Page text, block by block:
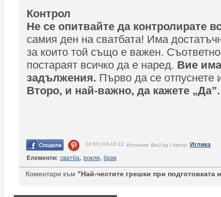
Контрол
Не се опитвайте да контролирате
самия ден на сватбата! Има
за които той също е важен.
постараят всичко да е наред. Вие
задължения. Първо да се отпуснете
Второ, и най-важно, да кажете „Да”.
12:00 | 04-12-12 Източник: BeU.bg | Автор: Иглика
Елементи: сватба, рокля, брак
Коментари към "Най-честите грешки при подготовката